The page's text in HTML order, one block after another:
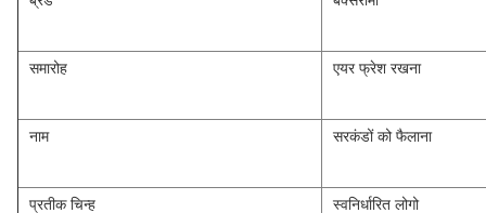
समारोह एयर फ्रेश रखना
नाम सरकंडों को फैलाना
प्रतीक चिन्ह स्वनिर्धारित लोगो